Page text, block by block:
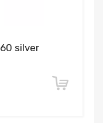
silver